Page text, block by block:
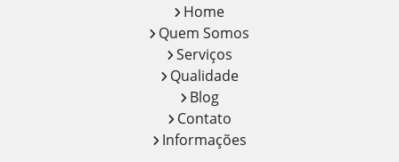
Home
Quem Somos
Serviços
Qualidade
Blog
Contato
Informações